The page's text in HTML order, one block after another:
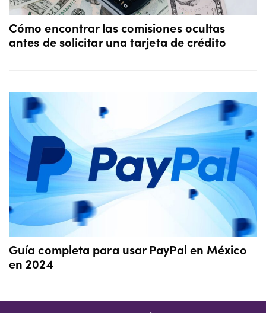
Cómo encontrar las comisiones ocultas
antes de solicitar una tarjeta de crédito
Guía completa para usar PayPal en México
en 2024